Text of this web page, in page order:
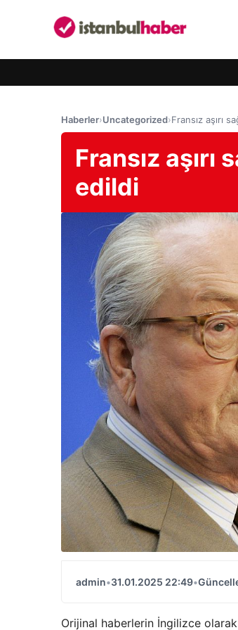
Haberler›Uncategorized›Fransız aşırı
Fransız
edildi
admin•31.01.2025 22:49•
Orijinal haberlerin İngilizce olarak